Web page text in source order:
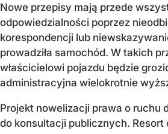
Nowe przepisy mają przede
odpowiedzialności poprzez
korespondencji lub
prowadziła samochód. W takich
właścicielowi pojazdu będzie
administracyjna wielokrotnie
Projekt nowelizacji prawa o ruchu
do konsultacji publicznych. Resort